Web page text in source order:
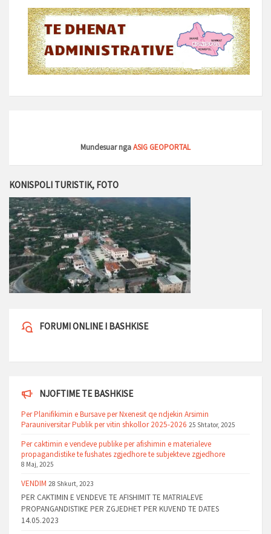
Mundesuar ngaASIG GEOPORTAL
KONISPOLI TURISTIK, FOTO
FORUMI ONLINE I BASHKISE
NJOFTIME TE BASHKISE
Per Planifikimin e Bursave per Nxenesit qe ndjekin Arsimin
Parauniversitar Publik per vitin shkollor 2025-2026 25 Shtator, 2025
Per caktimin e vendeve publike per afishimin e materialeve
propagandistike te fushates zgjedhore te subjekteve zgjedhore
8 Maj, 2025
VENDIM 28 Shkurt, 2023
PER CAKTIMIN E VENDEVE TE AFISHIMIT TE MATRIALEVE
PROPANGANDISTIKE PER ZGJEDHET PER KUVEND TE DATES
14.05.2023